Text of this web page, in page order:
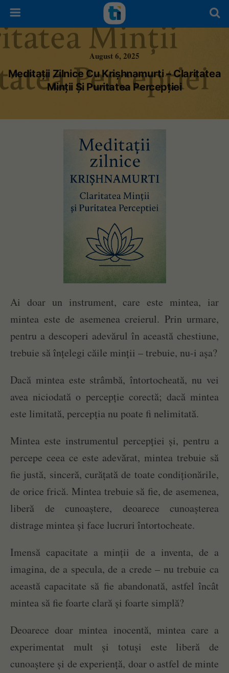
August 6, 2025
Meditații Zilnice Cu Krișhnamurti – Claritatea
Minții Și Puritatea Percepției
Ai doar un instrument, care este mintea, iar
mintea este de asemenea creierul. Prin urmare,
pentru a descoperi adevărul în această chestiune,
trebuie să înțelegi căile minții – trebuie, nu-i așa?
Dacă mintea este strâmbă, întortocheată, nu vei
avea niciodată o percepție corectă; dacă mintea
este limitată, percepția nu poate fi nelimitată.
Mintea este instrumentul percepției și, pentru a
percepe ceea ce este adevărat, mintea trebuie să
fie justă, sinceră, curățată de toate condiționările,
de orice frică. Mintea trebuie să fie, de asemenea,
liberă de cunoaștere, deoarece cunoașterea
distrage mintea și face lucruri întortocheate.
Imensă capacitate a minții de a inventa, de a
imagina, de a specula, de a crede – nu trebuie ca
această capacitate să fie abandonată, astfel încât
mintea să fie foarte clară și foarte simplă?
Deoarece doar mintea inocentă, mintea care a
experimentat mult și totuși este liberă de
cunoaștere și de experiență, doar o astfel de minte